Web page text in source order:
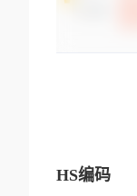
HS编码